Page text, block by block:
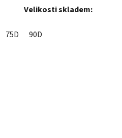
Velikosti skladem:
75D 90D